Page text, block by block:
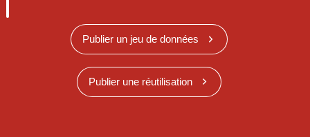
Publier un jeu de données
Publier une réutilisation